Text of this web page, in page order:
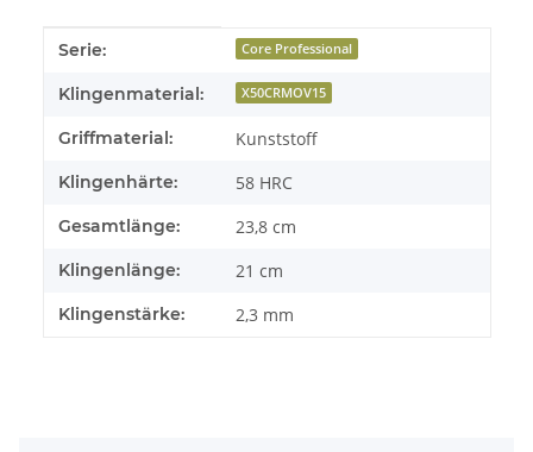
Produkteigenschaft
Wert
Serie: Core Professional
Klingenmaterial: X50CRMOV15
Griffmaterial: Kunststoff
Klingenhärte: 58 HRC
Gesamtlänge: 23,8 cm
Klingenlänge: 21 cm
Klingenstärke: 2,3 mm